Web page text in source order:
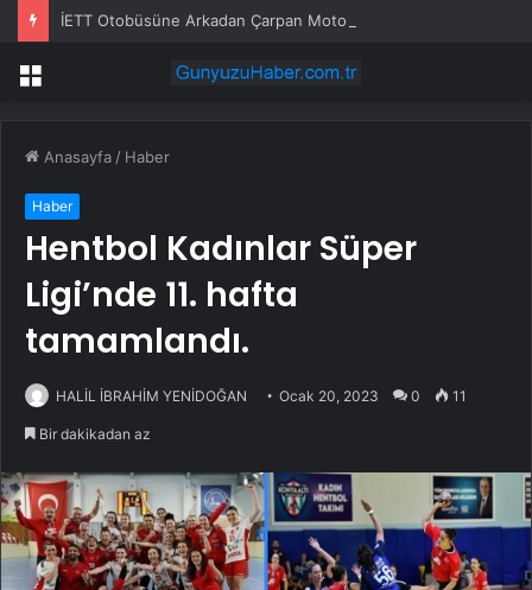
İETT Otobüsüne Arkadan Çarpan Motokurye Yaralandı
Menü
Anasayfa / Haber
Haber
Hentbol Kadınlar Süper
Ligi’nde 11. hafta
tamamlandı.
HALİL İBRAHİM YENİDOĞAN Ocak 20, 2023 0 11
Bir dakikadan az